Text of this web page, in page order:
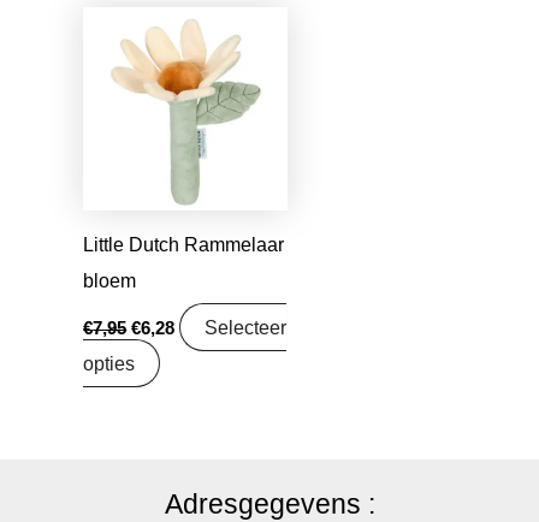
Little Dutch Rammelaar
bloem
€7,95
Oorspronkelijke
prijs
was:
€7,95.
€6,28
Huidige
prijs
is:
€6,28.
Selecteer
opties
Adresgegevens :